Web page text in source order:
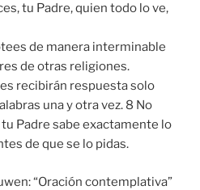
tu Padre, quien todo lo ve,
de manera interminable
de otras religiones.
recibirán respuesta solo
una y otra vez. 8 No
Padre sabe exactamente lo
de que se lo pidas.
“Oración contemplativa”